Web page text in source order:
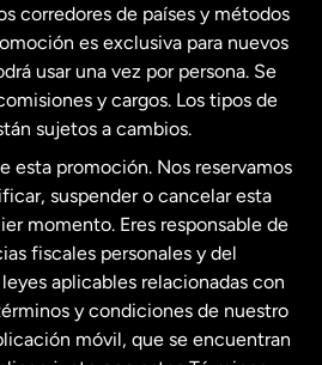
English
Español
corredores de países y métodos
es exclusiva para nuevos
usar una vez por persona. Se
y cargos. Los tipos de
sujetos a cambios.
esta promoción. Nos reservamos
suspender o cancelar esta
momento. Eres responsable de
fiscales personales y del
aplicables relacionadas con
y condiciones de nuestro
móvil, que se encuentran